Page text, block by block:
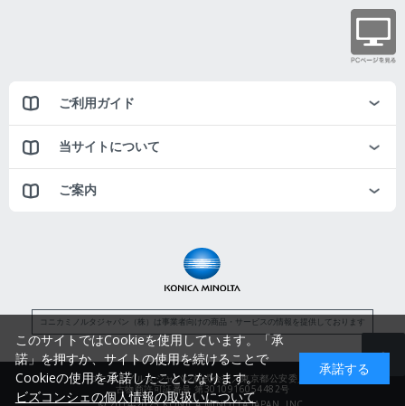
ご利用ガイド
当サイトについて
ご案内
コニカミノルタジャパン（株）は事業者向けの商品・サービスの情報を提供しております
コニカミノルタジャパン株式会社／東京都公安委員会
古物商許可証番号 第3010916054482号
このサイトではCookieを使用しています。「承
諾」を押すか、サイトの使用を続けることで
Cookieの使用を承諾したことになります。
ビズコンシェの個人情報の取扱いについて
承諾する